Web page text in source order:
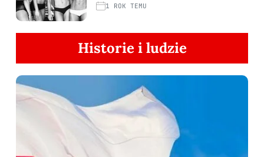
1 ROK TEMU
Historie i ludzie